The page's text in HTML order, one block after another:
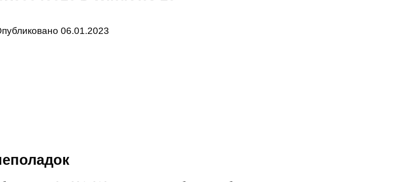
06.01.2023